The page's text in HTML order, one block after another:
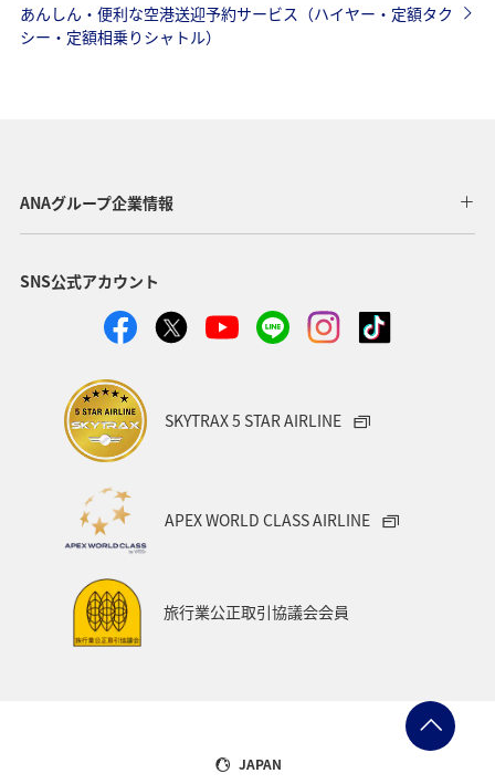
あんしん・便利な空港送迎予約サービス（ハイヤー・定額タク
シー・定額相乗りシャトル）
ANAグループ企業情報
SNS公式アカウント
SKYTRAX 5 STAR AIRLINE
APEX WORLD CLASS AIRLINE
旅行業公正取引協議会会員
JAPAN